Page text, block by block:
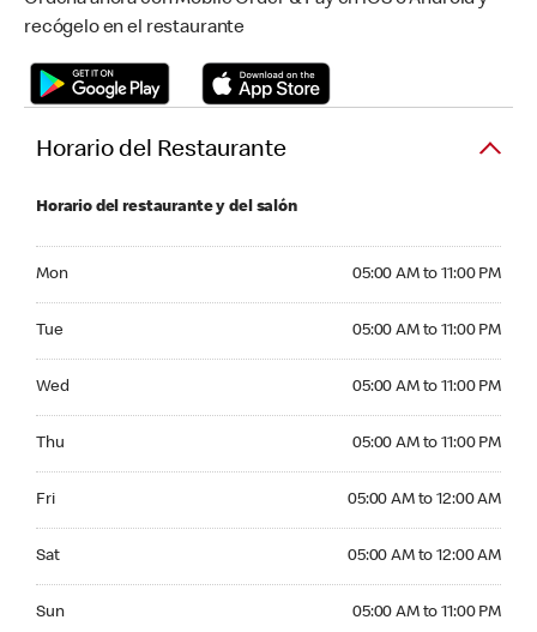
recógelo en el restaurante
Horario del Restaurante
Horario del restaurante y del salón
Mon 05:00 AM to 11:00 PM
Tue 05:00 AM to 11:00 PM
Wed 05:00 AM to 11:00 PM
Thu 05:00 AM to 11:00 PM
Fri 05:00 AM to 12:00 AM
Sat 05:00 AM to 12:00 AM
Sun 05:00 AM to 11:00 PM